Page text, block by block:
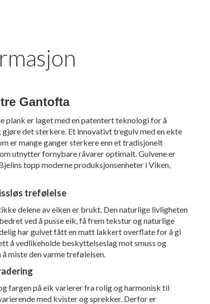
Gantofta
plank er laget med en patentert teknologi for å
gjøre det sterkere. Et innovativt tregulv med en ekte
er mange ganger sterkere enn et tradisjonelt
utnytter fornybare råvarer optimalt. Gulvene er
topp moderne produksjonsenheter i Viken,
trefølelse
delene av eiken er brukt. Den naturlige livligheten
ved å pusse eik, få frem tekstur og naturlige
har gulvet fått en matt lakkert overflate for å gi
å vedlikeholde beskyttelseslag mot smuss og
miste den varme trefølelsen.
fargen på eik varierer fra rolig og harmonisk til
med kvister og sprekker. Derfor er